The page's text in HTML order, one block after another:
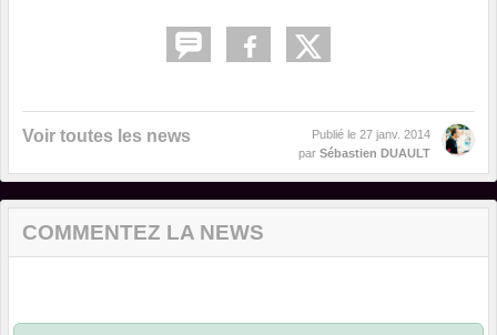
Voir toutes les news Publié le 27 janv. 2014
par Sébastien DUAULT
COMMENTEZ LA NEWS